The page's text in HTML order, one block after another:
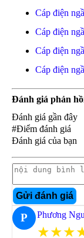
Cáp điện
Cáp điện
Cáp điện
Cáp điện
Đánh giá phản
Đánh giá gần đây
#Điểm đánh giá
Đánh giá của bạn
Gửi đánh giá
P Phương